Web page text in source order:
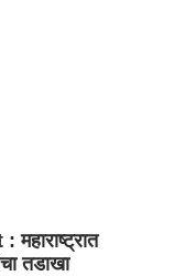
तडाखा